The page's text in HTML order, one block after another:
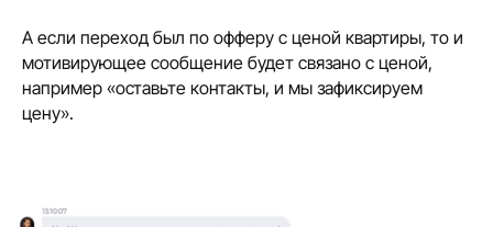
А если переход был по офферу с ценой квартиры, то и
мотивирующее сообщение будет связано с ценой,
например «оставьте контакты, и мы зафиксируем
цену».